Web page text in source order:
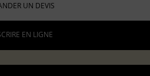
UN DEVIS
EN LIGNE